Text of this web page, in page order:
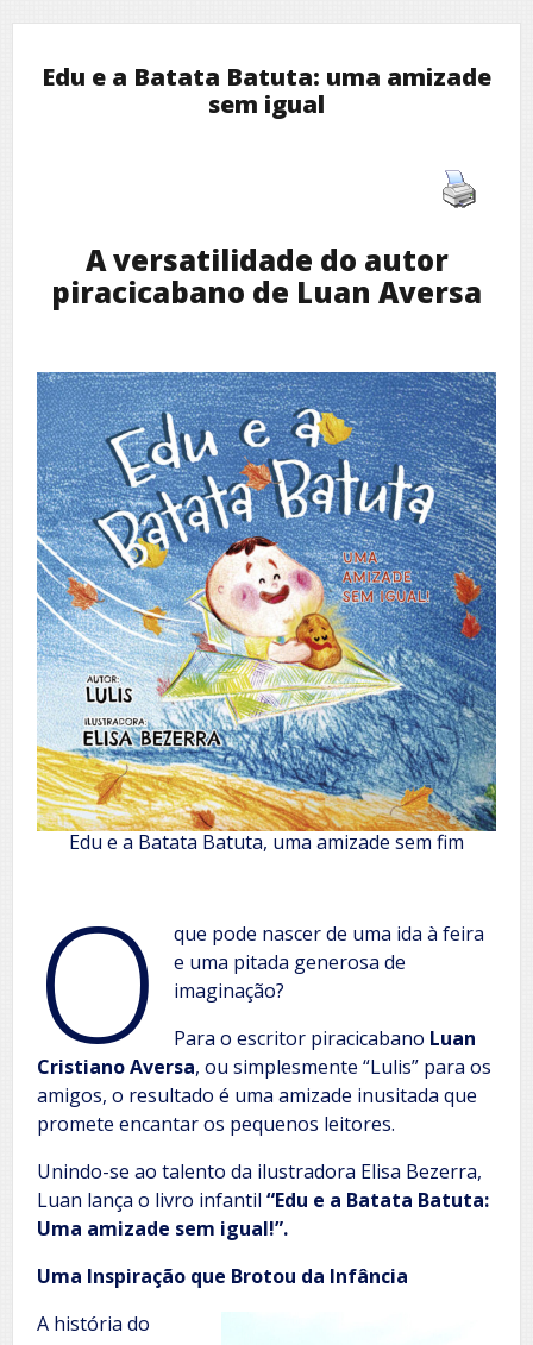
Edu e a Batata Batuta: uma amizade
sem igual
A versatilidade do autor
piracicabano de Luan Aversa
Edu e a Batata Batuta, uma amizade sem fim
O
que pode nascer de uma ida à feira
e uma pitada generosa de
imaginação?
Para o escritor piracicabano Luan
Cristiano Aversa, ou simplesmente “Lulis” para os
amigos, o resultado é uma amizade inusitada que
promete encantar os pequenos leitores.
Unindo-se ao talento da ilustradora Elisa Bezerra,
Luan lança o livro infantil “Edu e a Batata Batuta:
Uma amizade sem igual!”.
Uma Inspiração que Brotou da Infância
A história do